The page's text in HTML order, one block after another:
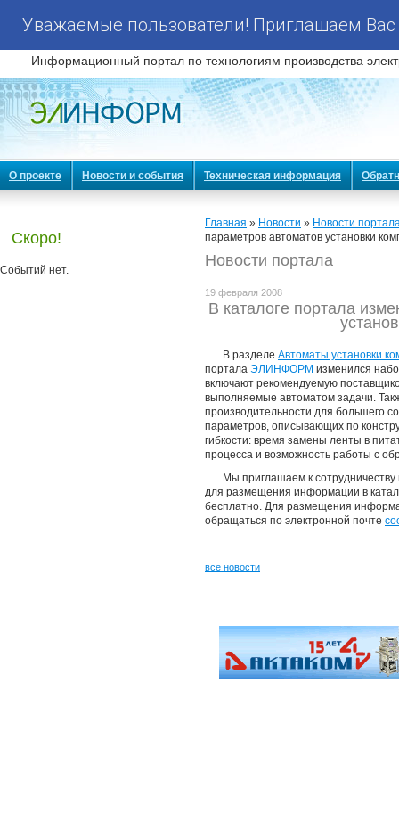
Уважаемые пользователи! Приглашаем
Информационный портал по технологиям производства
О проекте Новости и события Техническая информация
Скоро!
Событий нет.
Главная » Новости » Новости
параметров автоматов установки
Новости портала
19 февраля 2008
В каталоге портала
В разделе Автоматы установки
портала ЭЛИНФОРМ изменился
включают рекомендуемую
выполняемые автоматом задачи.
производительности для большего
параметров, описывающих по
гибкости: время замены ленты в
процесса и возможность работы с
Мы приглашаем к
для размещения информации в
бесплатно. Для размещения
обращаться по электронной почте
все новости